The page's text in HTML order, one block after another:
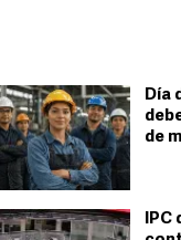
Día
de
IPC